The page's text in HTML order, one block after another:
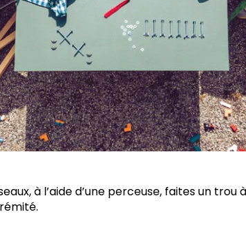
à l’aide d’une perceuse, faites un trou